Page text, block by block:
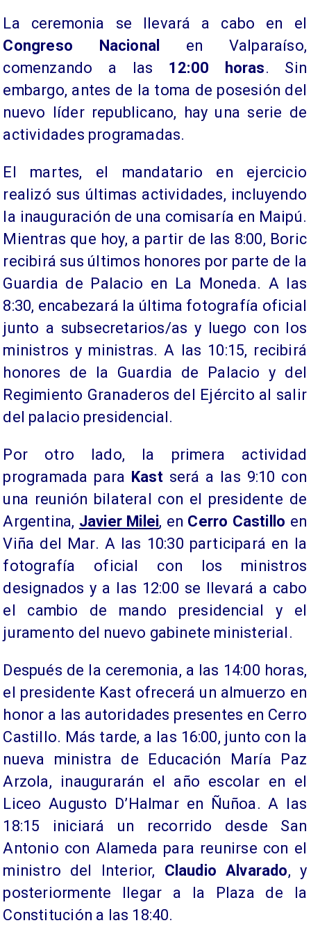
La ceremonia se llevará a cabo en el
Congreso Nacional
en Valparaíso,
comenzando a las 12:00 horas. Sin
embargo, antes de la toma de posesión del
nuevo líder republicano, hay una serie de
actividades programadas.
El martes, el mandatario en ejercicio
realizó sus últimas actividades, incluyendo
la inauguración de una comisaría en Maipú.
Mientras que hoy, a partir de las 8:00, Boric
recibirá sus últimos honores por parte de la
Guardia de Palacio en La Moneda. A las
8:30, encabezará la última fotografía oficial
junto a subsecretarios/as y luego con los
ministros y ministras. A las 10:15, recibirá
honores de la Guardia de Palacio y del
Regimiento Granaderos del Ejército al salir
del palacio presidencial.
Por otro lado, la primera actividad
programada para Kastserá a las 9:10 con
una reunión bilateral con el presidente de
Argentina, Javier Milei, en Cerro Castillo en
Viña del Mar. A las 10:30 participará en la
fotografía oficial con los ministros
designados y a las 12:00 se llevará a cabo
el cambio de mando presidencial y el
juramento del nuevo gabinete ministerial.
Después de la ceremonia, a las 14:00 horas,
el presidente Kast ofrecerá un almuerzo en
honor a las autoridades presentes en Cerro
Castillo. Más tarde, a las 16:00, junto con la
nueva ministra de Educación María Paz
Arzola, inaugurarán el año escolar en el
Liceo Augusto D’Halmar en Ñuñoa. A las
18:15 iniciará un recorrido desde San
Antonio con Alameda para reunirse con el
ministro del Interior, Claudio Alvarado, y
posteriormente llegar a la Plaza de la
Constitución a las 18:40.